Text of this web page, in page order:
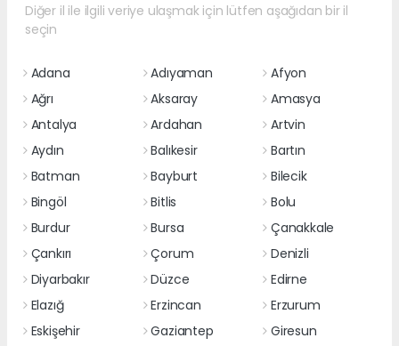
Diğer il ile ilgili veriye ulaşmak için lütfen aşağıdan bir il
seçin
Adana Adıyaman
Afyon
Ağrı
Aksaray
Amasya
Antalya
Ardahan
Artvin
Aydın
Balıkesir
Bartın
Batman
Bayburt
Bilecik
Bingöl
Bitlis
Bolu
Burdur
Bursa
Çanakkale
Çankırı
Çorum
Denizli
Diyarbakır
Düzce
Edirne
Elazığ
Erzincan
Erzurum
Eskişehir
Gaziantep
Giresun